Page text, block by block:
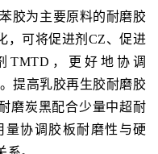
胶为主要原料的耐磨胶
，可将促进剂CZ、促进
TMTD，更好地协调
提高乳胶再生胶耐磨胶
磨炭黑配合少量中超耐
协调胶板耐磨性与硬